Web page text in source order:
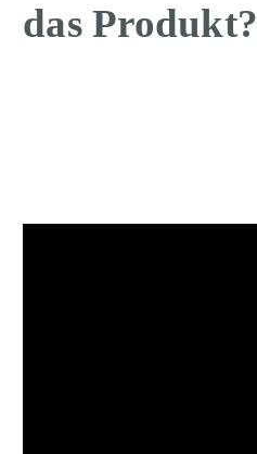
das Produkt?